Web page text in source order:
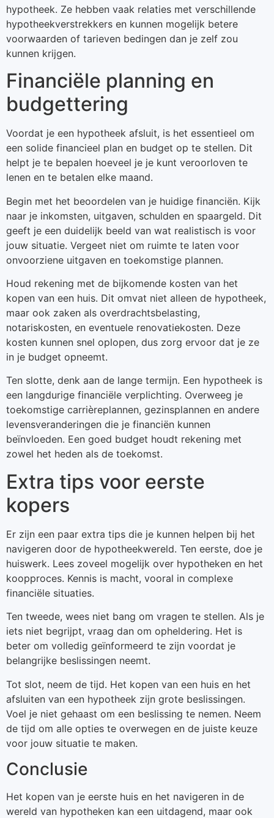
hypotheek. Ze hebben vaak relaties met verschillende
hypotheekverstrekkers en kunnen mogelijk betere
voorwaarden of tarieven bedingen dan je zelf zou
kunnen krijgen.
Financiële planning en
budgettering
Voordat je een hypotheek afsluit, is het essentieel om
een solide financieel plan en budget op te stellen. Dit
helpt je te bepalen hoeveel je je kunt veroorloven te
lenen en te betalen elke maand.
Begin met het beoordelen van je huidige financiën. Kijk
naar je inkomsten, uitgaven, schulden en spaargeld. Dit
geeft je een duidelijk beeld van wat realistisch is voor
jouw situatie. Vergeet niet om ruimte te laten voor
onvoorziene uitgaven en toekomstige plannen.
Houd rekening met de bijkomende kosten van het
kopen van een huis. Dit omvat niet alleen de hypotheek,
maar ook zaken als overdrachtsbelasting,
notariskosten, en eventuele renovatiekosten. Deze
kosten kunnen snel oplopen, dus zorg ervoor dat je ze
in je budget opneemt.
Ten slotte, denk aan de lange termijn. Een hypotheek is
een langdurige financiële verplichting. Overweeg je
toekomstige carrièreplannen, gezinsplannen en andere
levensveranderingen die je financiën kunnen
beïnvloeden. Een goed budget houdt rekening met
zowel het heden als de toekomst.
Extra tips voor eerste
kopers
Er zijn een paar extra tips die je kunnen helpen bij het
navigeren door de hypotheekwereld. Ten eerste, doe je
huiswerk. Lees zoveel mogelijk over hypotheken en het
koopproces. Kennis is macht, vooral in complexe
financiële situaties.
Ten tweede, wees niet bang om vragen te stellen. Als je
iets niet begrijpt, vraag dan om opheldering. Het is
beter om volledig geïnformeerd te zijn voordat je
belangrijke beslissingen neemt.
Tot slot, neem de tijd. Het kopen van een huis en het
afsluiten van een hypotheek zijn grote beslissingen.
Voel je niet gehaast om een beslissing te nemen. Neem
de tijd om alle opties te overwegen en de juiste keuze
voor jouw situatie te maken.
Conclusie
Het kopen van je eerste huis en het navigeren in de
wereld van hypotheken kan een uitdagend, maar ook